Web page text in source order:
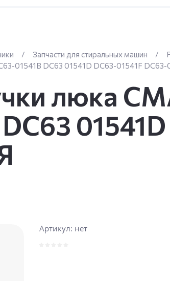
/ Запчасти для стиральных машин /
01541В DC63 01541D DC63-01541F
люка
Артикул: нет